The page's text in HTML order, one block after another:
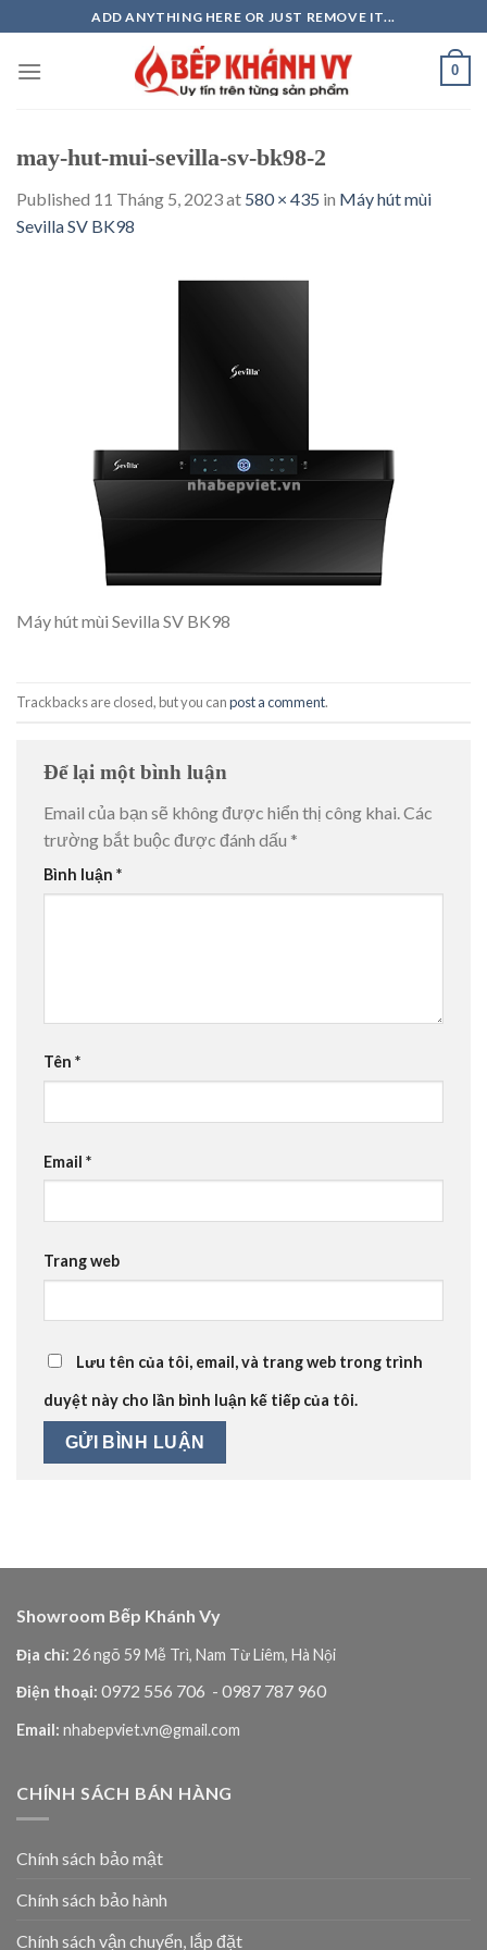
to
content
ADD ANYTHING HERE OR JUST REMOVE IT...
0
may-hut-mui-sevilla-sv-bk98-2
Published 11 Tháng 5, 2023at 580 × 435 in Máy hút mùi
Sevilla SV BK98
Máy hút mùi Sevilla SV BK98
Trackbacks are closed, but you canpost a comment.
Để lại một bình luận
Email của bạn sẽ không được hiển thị công khai.Các
trường bắt buộc được đánh dấu *
Bình luận *
Tên *
Email *
Trang web
Lưu tên của tôi, email, và trang web trong trình
duyệt này cho lần bình luận kế tiếp của tôi.
Showroom Bếp Khánh Vy
Địa chỉ: 26 ngõ 59 Mễ Trì, Nam Từ Liêm, Hà Nội
Điện thoại: 0972 556 706 - 0987 787 960
Email: nhabepviet.vn@gmail.com
CHÍNH SÁCH BÁN HÀNG
Chính sách bảo mật
Chính sách bảo hành
Chính sách vận chuyển, lắp đặt